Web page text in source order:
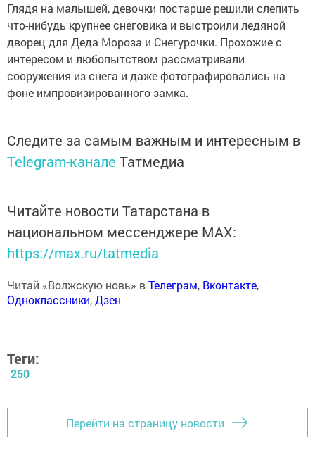
Глядя на малышей, девочки постарше решили слепить
что-нибудь крупнее снеговика и выстроили ледяной
дворец для Деда Мороза и Снегурочки. Прохожие с
интересом и любопытством рассматривали
сооружения из снега и даже фотографировались на
фоне импровизированного замка.
Следите за самым важным и интересным в
Telegram-канале Татмедиа
Читайте новости Татарстана в
национальном мессенджере MАХ:
https://max.ru/tatmedia
Читай «Волжскую новь» вТелеграм, Вконтакте,
Одноклассники,Дзен
Теги:
250
Перейти на страницу новости